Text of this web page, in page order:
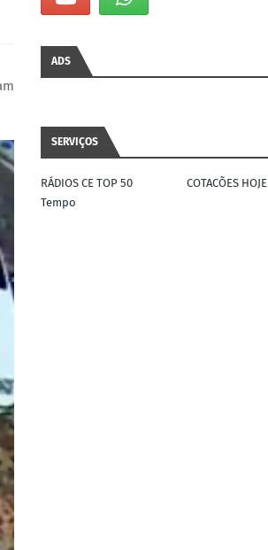
ADS
SERVIÇOS
RÁDIOS CE TOP 50
COTACÕES HOJE
Tempo